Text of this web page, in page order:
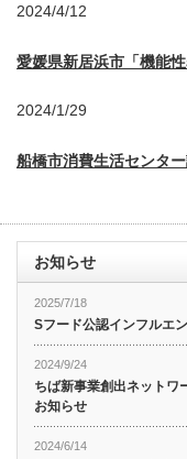
2024/4/12
愛媛県新居浜市「機能
2024/1/29
船橋市消費生活センタ
お知らせ
2025/7/18
Sフード公認インフルエ
2024/9/24
ちば新事業創出ネットワ
お知らせ
2024/6/14